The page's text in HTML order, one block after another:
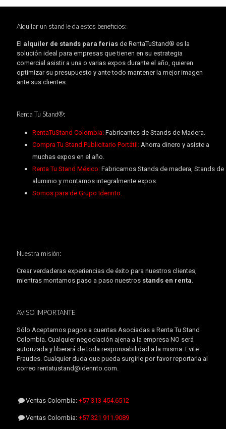
Alquilar un stand le da estos beneficios:
El alquiler de stands para ferias de RentaTuStand® es la
solución ideal para empresas que tienen en su estrategia
comercial asistir a una o varias expos durante el año, quieren
optimizar su presupuesto y ante todo mantener la mejor imagen
ante sus clientes.
Renta Tu Stand®:
RentaTuStand Colombia: Fabricantes de Stands de Madera.
Compra Tu Stand Publicitario Portátil:Ahorra dinero y asiste a
muchas expos en el año.
Renta Tu Stand México:Fabricamos Stands de madera, Stands de
aluminio y montamos integralmente expos.
Somos para de Grupo Idennto.
Nuestra misión:
Crear verdaderas experiencias de éxito para nuestros clientes,
mientras montamos paso a paso nuestros stands en renta.
AVISO IMPORTANTE
Sólo Aceptamos pagos a cuentas Asociadas a Renta Tu Stand
Colombia. Cualquier negociación ajena a la empresa NO será
autorizada y liberará de toda responsabilidad a la misma. Evite
Fraudes. Cualquier duda que pueda surgirle por favor reportarla al
correo rentatustand@idennto.com.
Ventas Colombia:+57 313 454.6512
Ventas Colombia:+57 321 911.9089